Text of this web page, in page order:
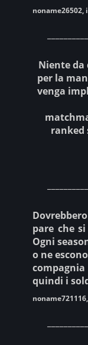
noname26502,
Niente da
per la
venga
ranked
pare che
Ogni
o ne
quindi i